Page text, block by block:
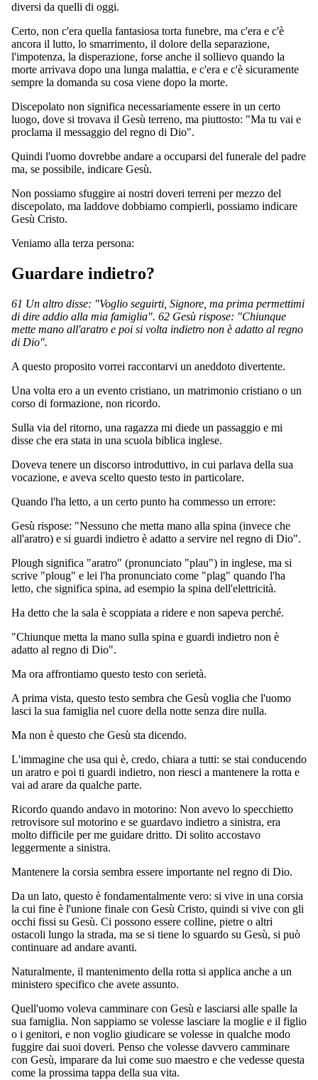
diversi da quelli di oggi.
Certo, non c'era quella fantasiosa torta funebre, ma c'era e c'è
ancora il lutto, lo smarrimento, il dolore della separazione,
l'impotenza, la disperazione, forse anche il sollievo quando la
morte arrivava dopo una lunga malattia, e c'era e c'è sicuramente
sempre la domanda su cosa viene dopo la morte.
Discepolato non significa necessariamente essere in un certo
luogo, dove si trovava il Gesù terreno, ma piuttosto: "Ma tu vai e
proclama il messaggio del regno di Dio".
Quindi l'uomo dovrebbe andare a occuparsi del funerale del padre
ma, se possibile, indicare Gesù.
Non possiamo sfuggire ai nostri doveri terreni per mezzo del
discepolato, ma laddove dobbiamo compierli, possiamo indicare
Gesù Cristo.
Veniamo alla terza persona:
Guardare indietro?
61 Un altro disse: "Voglio seguirti, Signore, ma prima permettimi
di dire addio alla mia famiglia". 62 Gesù rispose: "Chiunque
mette mano all'aratro e poi si volta indietro non è adatto al regno
di Dio".
A questo proposito vorrei raccontarvi un aneddoto divertente.
Una volta ero a un evento cristiano, un matrimonio cristiano o un
corso di formazione, non ricordo.
Sulla via del ritorno, una ragazza mi diede un passaggio e mi
disse che era stata in una scuola biblica inglese.
Doveva tenere un discorso introduttivo, in cui parlava della sua
vocazione, e aveva scelto questo testo in particolare.
Quando l'ha letto, a un certo punto ha commesso un errore:
Gesù rispose: "Nessuno che metta mano alla spina (invece che
all'aratro) e si guardi indietro è adatto a servire nel regno di Dio".
Plough significa "aratro" (pronunciato "plau") in inglese, ma si
scrive "ploug" e lei l'ha pronunciato come "plag" quando l'ha
letto, che significa spina, ad esempio la spina dell'elettricità.
Ha detto che la sala è scoppiata a ridere e non sapeva perché.
"Chiunque metta la mano sulla spina e guardi indietro non è
adatto al regno di Dio".
Ma ora affrontiamo questo testo con serietà.
A prima vista, questo testo sembra che Gesù voglia che l'uomo
lasci la sua famiglia nel cuore della notte senza dire nulla.
Ma non è questo che Gesù sta dicendo.
L'immagine che usa qui è, credo, chiara a tutti: se stai conducendo
un aratro e poi ti guardi indietro, non riesci a mantenere la rotta e
vai ad arare da qualche parte.
Ricordo quando andavo in motorino: Non avevo lo specchietto
retrovisore sul motorino e se guardavo indietro a sinistra, era
molto difficile per me guidare dritto. Di solito accostavo
leggermente a sinistra.
Mantenere la corsia sembra essere importante nel regno di Dio.
Da un lato, questo è fondamentalmente vero: si vive in una corsia
la cui fine è l'unione finale con Gesù Cristo, quindi si vive con gli
occhi fissi su Gesù. Ci possono essere colline, pietre o altri
ostacoli lungo la strada, ma se si tiene lo sguardo su Gesù, si può
continuare ad andare avanti.
Naturalmente, il mantenimento della rotta si applica anche a un
ministero specifico che avete assunto.
Quell'uomo voleva camminare con Gesù e lasciarsi alle spalle la
sua famiglia. Non sappiamo se volesse lasciare la moglie e il figlio
o i genitori, e non voglio giudicare se volesse in qualche modo
fuggire dai suoi doveri. Penso che volesse davvero camminare
con Gesù, imparare da lui come suo maestro e che vedesse questa
come la prossima tappa della sua vita.